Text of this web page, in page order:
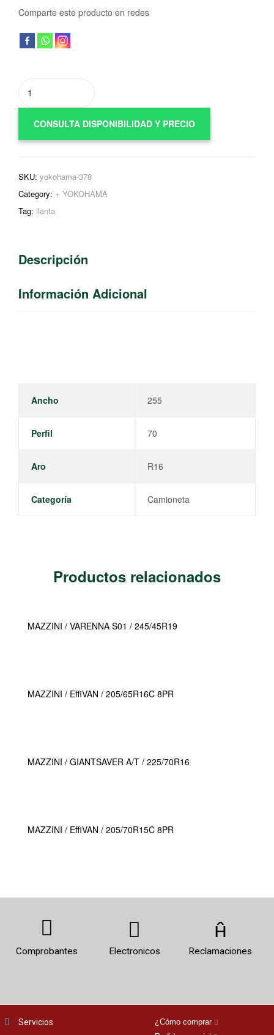
Comparte este producto en redes
CONSULTA DISPONIBILIDAD Y PRECIO
SKU: yokohama-378
Category: + YOKOHAMA
Tag: llanta
Descripción
Información Adicional
Ancho 255
Perfil 70
Aro R16
Categoría Camioneta
Productos relacionados
MAZZINI / VARENNA S01 / 245/45R19
MAZZINI / EffiVAN / 205/65R16C 8PR
MAZZINI / GIANTSAVER A/T / 225/70R16
MAZZINI / EffiVAN / 205/70R15C 8PR
Comprobantes Electronicos Reclamaciones
Servicios
¿Cómo comprar